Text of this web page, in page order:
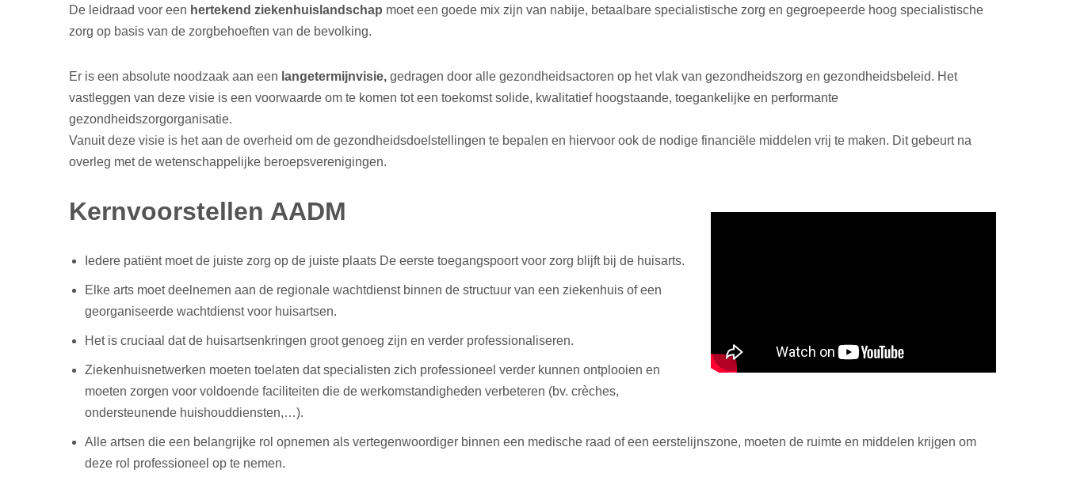
De leidraad voor een hertekend ziekenhuislandschap moet een goede mix zijn van nabije, betaalbare specialistische zorg en gegroepeerde hoog specialistische
zorg op basis van de zorgbehoeften van de bevolking.
Er is een absolute noodzaak aan een langetermijnvisie, gedragen door alle gezondheidsactoren op het vlak van gezondheidszorg en gezondheidsbeleid. Het
vastleggen van deze visie is een voorwaarde om te komen tot een toekomst solide, kwalitatief hoogstaande, toegankelijke en performante
gezondheidszorgorganisatie.
Vanuit deze visie is het aan de overheid om de gezondheidsdoelstellingen te bepalen en hiervoor ook de nodige financiële middelen vrij te maken. Dit gebeurt na
overleg met de wetenschappelijke beroepsverenigingen.
Kernvoorstellen AADM
Iedere patiënt moet de juiste zorg op de juiste plaats De eerste toegangspoort voor zorg blijft bij de huisarts.
Elke arts moet deelnemen aan de regionale wachtdienst binnen de structuur van een ziekenhuis of een
georganiseerde wachtdienst voor huisartsen.
Het is cruciaal dat de huisartsenkringen groot genoeg zijn en verder professionaliseren.
Ziekenhuisnetwerken moeten toelaten dat specialisten zich professioneel verder kunnen ontplooien en
moeten zorgen voor voldoende faciliteiten die de werkomstandigheden verbeteren (bv. crèches,
ondersteunende huishouddiensten,…).
Alle artsen die een belangrijke rol opnemen als vertegenwoordiger binnen een medische raad of een eerstelijnszone, moeten de ruimte en middelen krijgen om
deze rol professioneel op te nemen.